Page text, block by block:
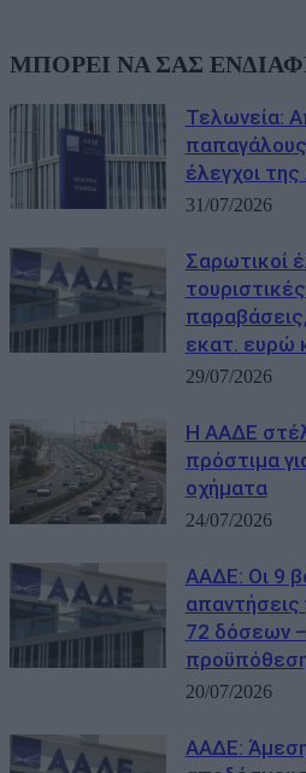
ΜΠΟΡΕΙ ΝΑ ΣΑΣ
Τελωνεία:
έλεγχοι
31/07/2026
Σαρωτικοί
εκατ. ευρώ
29/07/2026
Η ΑΑΔΕ
πρόστιμα
οχήματα
24/07/2026
ΑΑΔΕ: Οι 9
απαντήσεις
72 δόσεων
20/07/2026
ΑΑΔΕ: